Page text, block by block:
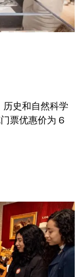
史和自然科学
票优惠价为 6